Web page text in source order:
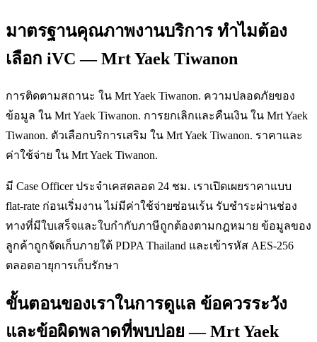
มาตรฐานคุณภาพงานบริการ ทำไมต้อง
เลือก iVC — Mrt Yaek Tiwanon
การติดตามสถานะ ใน Mrt Yaek Tiwanon. ความปลอดภัยของ
ข้อมูล ใน Mrt Yaek Tiwanon. การยกเลิกและคืนเงิน ใน Mrt Yaek
Tiwanon. ตัวเลือกบริการเสริม ใน Mrt Yaek Tiwanon. ราคาและ
ค่าใช้จ่าย ใน Mrt Yaek Tiwanon.
มี Case Officer ประจำเคสตลอด 24 ชม. เราเปิดเผยราคาแบบ
flat-rate ก่อนเริ่มงาน ไม่มีค่าใช้จ่ายซ่อนเร้น รับชำระผ่านช่อง
ทางที่มีใบเสร็จและใบกำกับภาษีถูกต้องตามกฎหมาย ข้อมูลของ
ลูกค้าถูกจัดเก็บภายใต้ PDPA Thailand และเข้ารหัส AES-256
ตลอดอายุการเก็บรักษา
ขั้นตอนของเราในการดูแล ข้อควรระวัง
และข้อผิดพลาดที่พบบ่อย — Mrt Yaek